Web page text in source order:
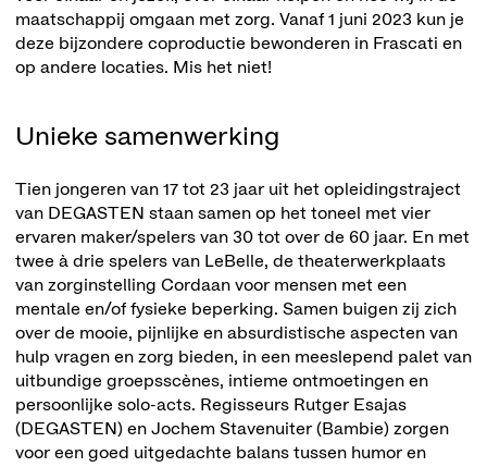
maatschappij omgaan met zorg. Vanaf 1 juni 2023 kun je
deze bijzondere coproductie bewonderen in Frascati en
op andere locaties. Mis het niet!
Unieke samenwerking
Tien jongeren van 17 tot 23 jaar uit het opleidingstraject
van DEGASTEN staan samen op het toneel met vier
ervaren maker/spelers van 30 tot over de 60 jaar. En met
twee à drie spelers van LeBelle, de theaterwerkplaats
van zorginstelling Cordaan voor mensen met een
mentale en/of fysieke beperking. Samen buigen zij zich
over de mooie, pijnlijke en absurdistische aspecten van
hulp vragen en zorg bieden, in een meeslepend palet van
uitbundige groepsscènes, intieme ontmoetingen en
persoonlijke solo-acts. Regisseurs Rutger Esajas
(DEGASTEN) en Jochem Stavenuiter (Bambie) zorgen
voor een goed uitgedachte balans tussen humor en